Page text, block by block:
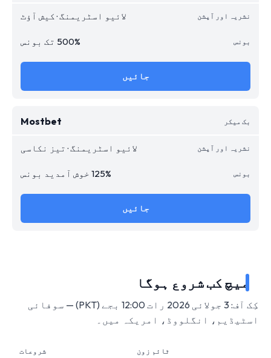
لائیو اسٹریمنگ · کیش آؤٹ
500% تک بونس
جائیں
Mostbet
لائیو اسٹریمنگ · تیز نکاسی
125% خوش آمدید بونس
جائیں
میچ کب شروع ہوگا
کِک آف: 3 جولائی 2026 رات 12:00 بجے (PKT) — سوفائی
اسٹیڈیم، انگلووڈ، امریکہ میں۔
ٹائم زون شروعات